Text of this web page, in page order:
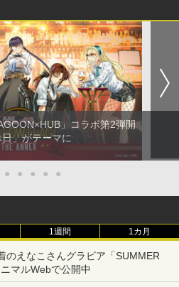
」コラボ第2弾開
」がテーマに
● ● ● ● ●
1週間 1カ月
のえなこさんグラビア「SUMMER
マルWebで公開中